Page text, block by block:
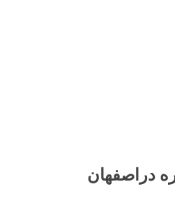
دراصفهان